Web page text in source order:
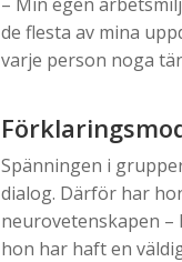
de flesta av mina
varje person noga
Spänningen i
dialog. Därför har
neurovetenskapen
hon har haft en